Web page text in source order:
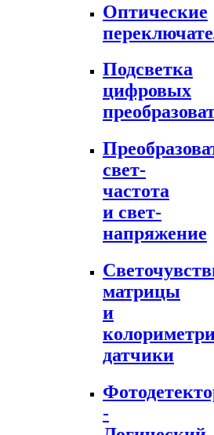
Оптические
Подсветка
цифровых
свет-
частота
и свет-
напряжение
матрицы
и
датчики
-